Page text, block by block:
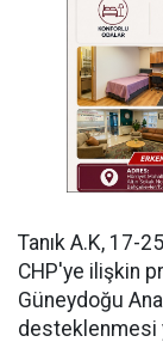
Tanık A.K, 17-
CHP'ye ilişkin
Güneydoğu
desteklenmesi